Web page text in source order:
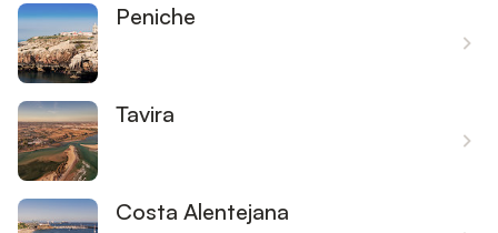
Peniche
Tavira
Costa Alentejana